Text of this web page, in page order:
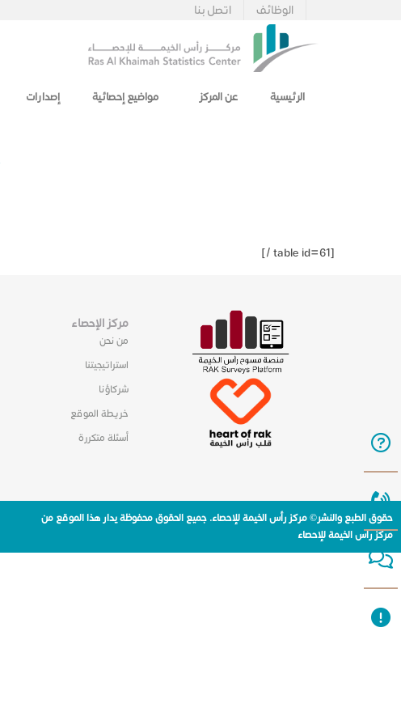
اتصل بنا الوظائف
الرئيسية عن المركز مواضيع إحصائية إصدارات
[table id=61 /]
مركز الإحصاء
من نحن
استراتيجيتنا
شركاؤنا
خريطة الموقع
أسئلة متكررة
حقوق الطبع والنشر© مركز رأس الخيمة للإحصاء. جميع الحقوق محفوظة يدار هذا الموقع من
مركز راس الخيمة للإحصاء